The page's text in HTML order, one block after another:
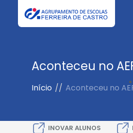
Aconteceu no
Início // Aconteceu no
INOVAR ALUNOS